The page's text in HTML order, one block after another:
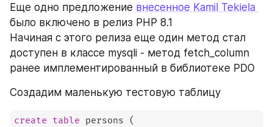
Еще одно предложение
было включено в релиз РНР 8.1
Начиная с этого релиза еще один метод стал
доступен в классе mysqli - метод fetch_column
ранее имплементированный в библиотеке PDO
Создадим маленькую тестовую таблицу
create table persons (